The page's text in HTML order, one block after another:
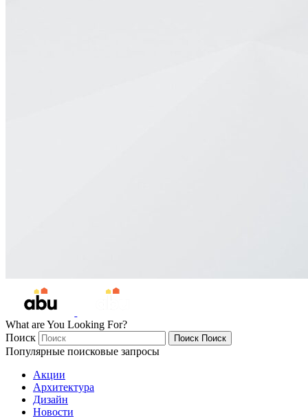
What are You Looking For?
Поиск
Поиск Поиск
Популярные поисковые запросы
Акции
Архитектура
Дизайн
Новости